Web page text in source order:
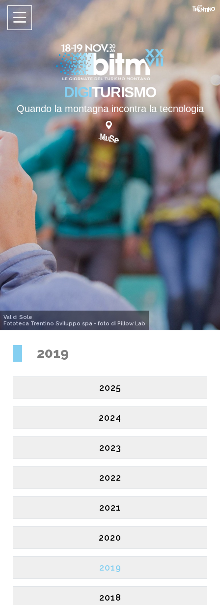
Val di Sole
Fototeca Trentino Sviluppo spa - foto di Pillow Lab
DIGITURISMO
Quando la montagna incontra la tecnologia
2019
2025
2024
2023
2022
2021
2020
2019
2018